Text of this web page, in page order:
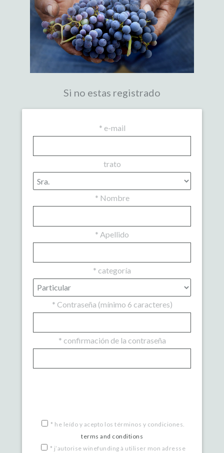
Si no estas registrado
* e-mail
trato
* Nombre
* Apellido
* categoría
* Contraseña (mínimo 6 caracteres)
* confirmación de la contraseña
* he leído y acepto los términos y condiciones.
terms and conditions
* j’autorise winefunding à utiliser mon adresse